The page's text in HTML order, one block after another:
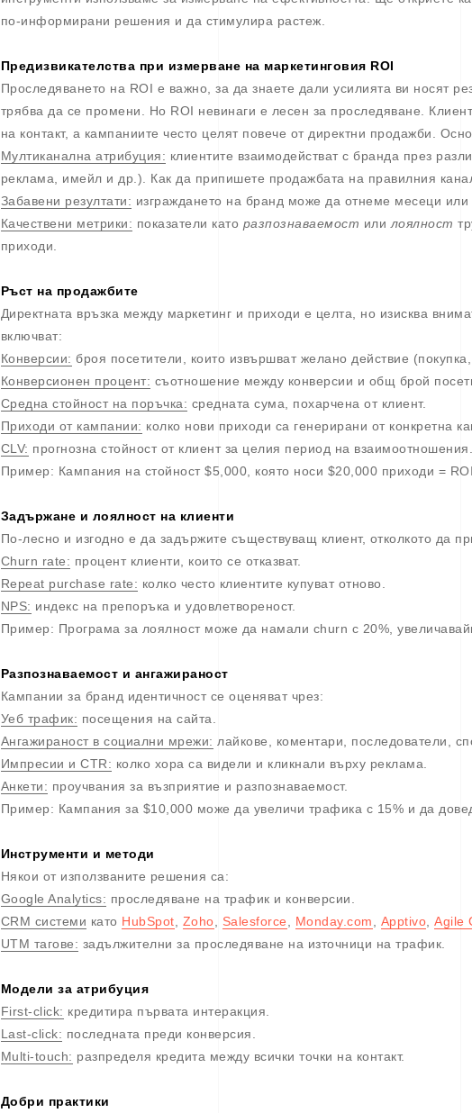
по-информирани решения и да стимулира растеж.
Предизвикателства при измерване на маркетинговия ROI
Проследяването на ROI е важно, за да знаете дали усилията ви носят
трябва да се промени. Но ROI невинаги е лесен за проследяване.
на контакт, а кампаниите често целят повече от директни продажби.
Мултиканална атрибуция: клиентите взаимодействат с бранда през
реклама, имейл и др.). Как да припишете продажбата на правилния
Забавени резултати: изграждането на бранд може да отнеме месеци или
Качествени метрики: показатели като разпознаваемост или лоялност
приходи.
Ръст на продажбите
Директната връзка между маркетинг и приходи е целта, но изисква
включват:
Конверсии: броя посетители, които извършват желано действие
Конверсионен процент: съотношение между конверсии и общ брой
Средна стойност на поръчка: средната сума, похарчена от клиент.
Приходи от кампании: колко нови приходи са генерирани от конкретна
CLV: прогнозна стойност от клиент за целия период на взаимоотношения.
Пример: Кампания на стойност $5,000, която носи $20,000 приходи =
Задържане и лоялност на клиенти
По-лесно и изгодно е да задържите съществуващ клиент, отколкото да
Churn rate: процент клиенти, които се отказват.
Repeat purchase rate: колко често клиентите купуват отново.
NPS: индекс на препоръка и удовлетвореност.
Пример: Програма за лоялност може да намали churn с 20%,
Разпознаваемост и ангажираност
Кампании за бранд идентичност се оценяват чрез:
Уеб трафик: посещения на сайта.
Ангажираност в социални мрежи: лайкове, коментари, последователи,
Импресии и CTR: колко хора са видели и кликнали върху реклама.
Анкети: проучвания за възприятие и разпознаваемост.
Пример: Кампания за $10,000 може да увеличи трафика с 15% и да
Инструменти и методи
Някои от използваните решения са:
Google Analytics: проследяване на трафик и конверсии.
CRM системи като HubSpot Zoho Salesforce Monday.com Apptivo ,Agile
UTM тагове: задължителни за проследяване на източници на трафик.
Модели за атрибуция
First-click: кредитира първата интеракция.
Last-click: последната преди конверсия.
Multi-touch: разпределя кредита между всички точки на контакт.
Добри практики